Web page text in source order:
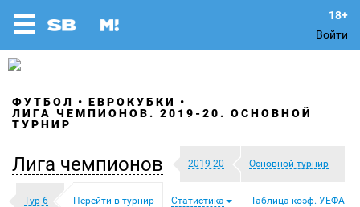
Войти
ФУТБОЛ
ЕВРОКУБКИ
ЛИГА ЧЕМПИОНОВ. 2019-20. ОСНОВНОЙ
ТУРНИР
Лига чемпионов 2019-20 Основной турнир
Тур 6 Перейти в турнир Статистика Таблица коэф. УЕФА